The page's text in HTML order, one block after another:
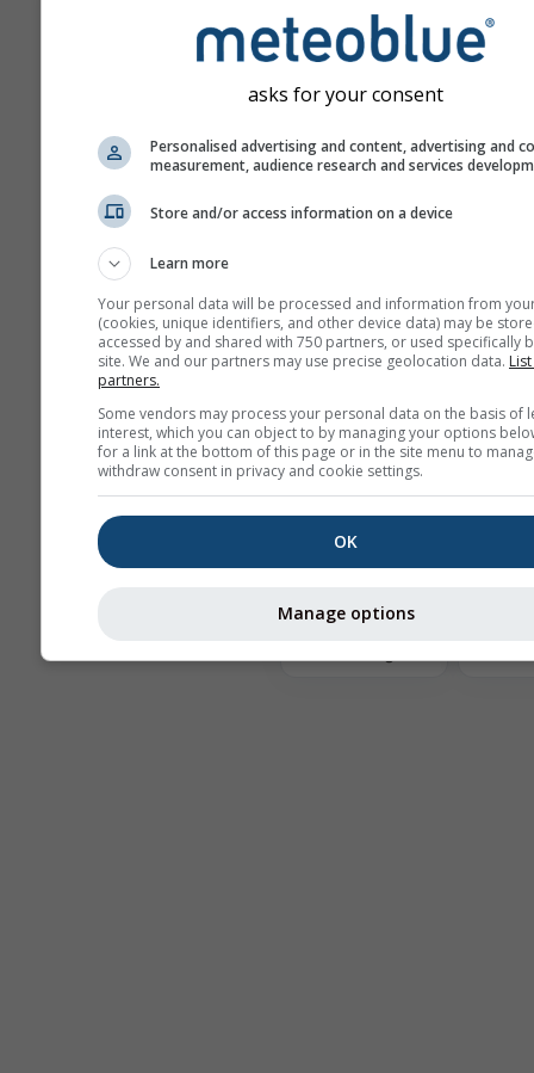
cu numărul de zile de
Prognoza este generată
mai multe rulări ale
parametri de start variați
estima mai precis
Mai multe date meteo
Prognoză
sezonieră
Astronomy
asks for your consent
Personalised advertising and content, advertising and
measurement, audience research and services
Store and/or access information on a device
Learn more
Your personal data will be processed and information from
(cookies, unique identifiers, and other device data) may be
accessed by and shared with 750 partners, or used specifically
site. We and our partners may use precise geolocation data.
partners.
Some vendors may process your personal data on the basis of
interest, which you can object to by managing your options
for a link at the bottom of this page or in the site menu to
withdraw consent in privacy and cookie settings.
OK
Manage options